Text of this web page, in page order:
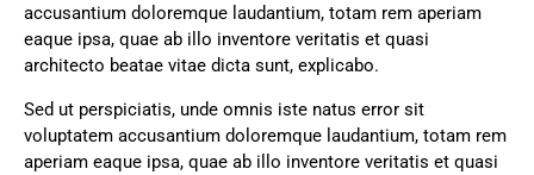
accusantium doloremque laudantium, totam rem aperiam
eaque ipsa, quae ab illo inventore veritatis et quasi
architecto beatae vitae dicta sunt, explicabo.
Sed ut perspiciatis, unde omnis iste natus error sit
voluptatem accusantium doloremque laudantium, totam rem
aperiam eaque ipsa, quae ab illo inventore veritatis et quasi